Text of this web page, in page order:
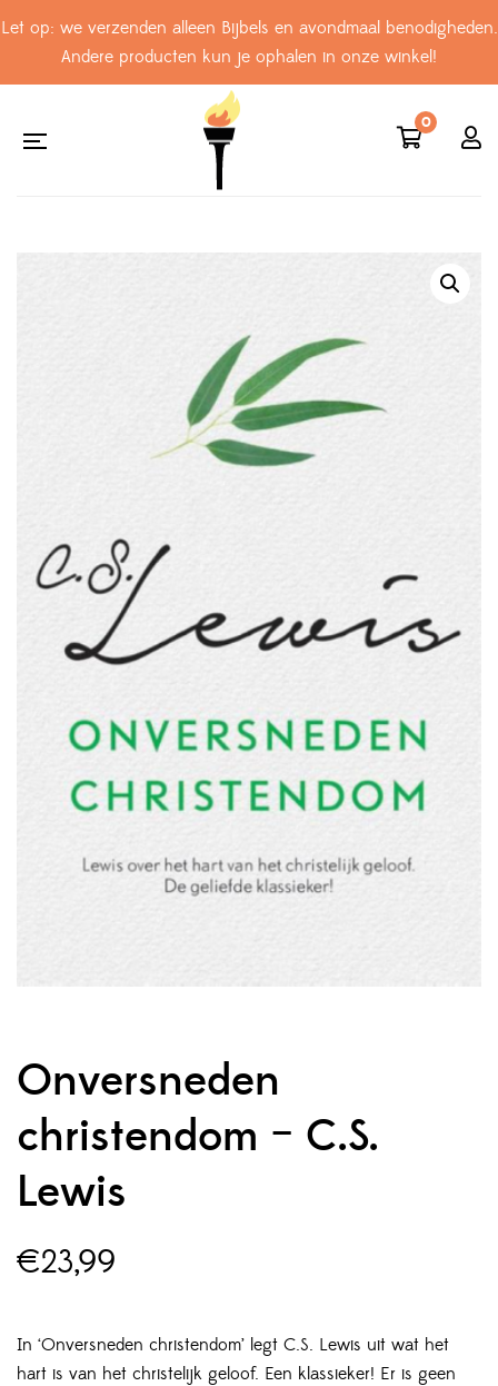
Let op: we verzenden alleen Bijbels en avondmaal benodigheden.
Andere producten kun je ophalen in onze winkel!
0
Onversneden
christendom – C.S.
Lewis
€23,99
In ‘Onversneden christendom’ legt C.S. Lewis uit wat het
hart is van het christelijk geloof. Een klassieker! Er is geen